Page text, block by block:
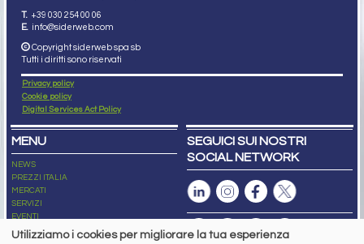
T. +39 030 254 00 06
E. info@siderweb.com
Copyright siderweb spa sb
Tutti i diritti sono riservati
Privacy policy
Cookie policy
Digital Services Act Policy
MENU
NEWS
PREZZI ITALIA
MERCATI
SERVIZI
EVENTI
ABBONAMENTI
SEGUICI SUI NOSTRI
SOCIAL NETWORK
Utilizziamo i cookies per migliorare la tua esperienza